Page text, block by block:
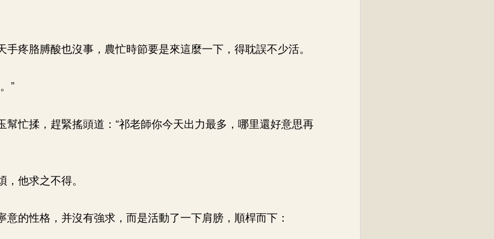
疼胳膊酸也沒事，農忙時節要是來這麼一下，得耽誤不少活。
”
幫忙揉，趕緊搖頭道：“祁老師你今天出力最多，哪里還好意思再
他求之不得。
意的性格，并沒有強求，而是活動了一下肩膀，順桿而下：